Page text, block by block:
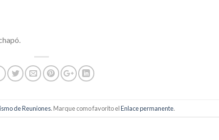
de Reuniones. Marque como favorito elEnlace permanente.